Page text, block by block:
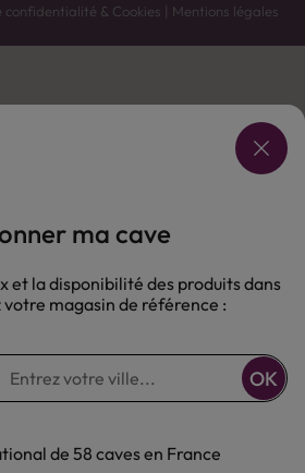
confidentialité & Cookies | Mentions légales
votre caviste pour plus de renseignements.
POUR LA SANTÉ, À CONSOMMER AVEC MODÉRATION.
ma cave
et la disponibilité des produits dans
magasin de référence :
OK
de 58 caves en France